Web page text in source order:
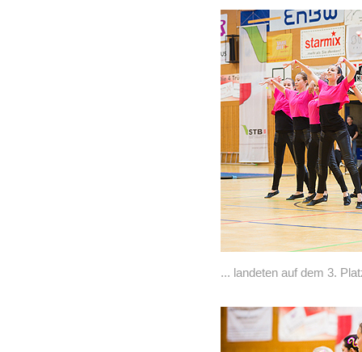
... landeten auf dem 3.